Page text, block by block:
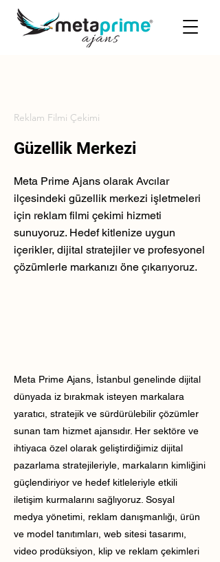
Reklam Filmi Çekimi
Güzellik Merkezi
Meta Prime Ajans olarak Avcılar
ilçesindeki güzellik merkezi işletmeleri
için reklam filmi çekimi hizmeti
sunuyoruz. Hedef kitlenize uygun
içerikler, dijital stratejiler ve profesyonel
çözümlerle markanızı öne çıkarıyoruz.
Meta Prime Ajans, İstanbul genelinde dijital
dünyada iz bırakmak isteyen markalara
yaratıcı, stratejik ve sürdürülebilir çözümler
sunan tam hizmet ajansıdır. Her sektöre ve
ihtiyaca özel olarak geliştirdiğimiz dijital
pazarlama stratejileriyle, markaların kimliğini
güçlendiriyor ve hedef kitleleriyle etkili
iletişim kurmalarını sağlıyoruz. Sosyal
medya yönetimi, reklam danışmanlığı, ürün
ve model tanıtımları, web sitesi tasarımı,
video prodüksiyon, klip ve reklam çekimleri